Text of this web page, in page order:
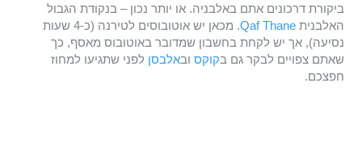
ביקורת דרכונים אתם באלבניה. או יותר נכון – בנקודת הגבול
האלבניתQaf Thane
. מכאן יש אוטובוסים לטירנה (כ-4 שעות
נסיעה), אך יש לקחת בחשבון שמדובר באוטובוס מאסף, כך
שאתם צפויים לבקר גם בקוקס ובאלבסן לפני שתגיעו למחוז
חפצכם.